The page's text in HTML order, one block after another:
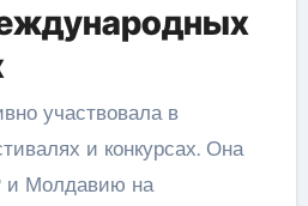
участвовала в
и конкурсах. Она
и Молдавию на